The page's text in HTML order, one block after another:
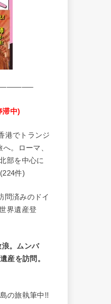
滞中)
港でトランジ
。ローマ、
部を中心に
件)
問済みのドイ
界遺産登
浪。ムンバ
産を訪問。
の旅執筆中!!